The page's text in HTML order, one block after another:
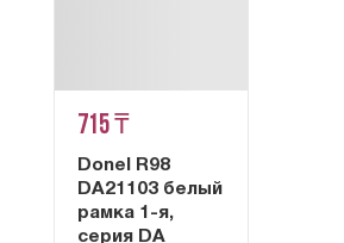
715 ₸
Donel R98
DA21103 белый
рамка 1-я,
серия DA